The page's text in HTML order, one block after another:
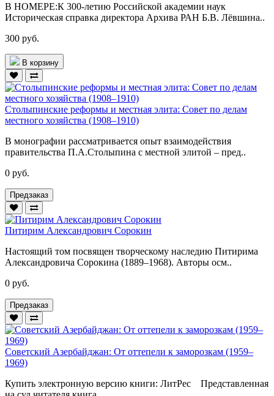
В НОМЕРЕ:К 300-летию Российской академии наук
Историческая справка директора Архива РАН Б.В. Лёвшина..
300 руб.
В корзину
Столыпинские реформы и местная элита: Совет по делам
местного хозяйства (1908–1910)
В монографии рассматривается опыт взаимодействия
правительства П.А.Столыпина с местной элитой – пред..
0 руб.
Предзаказ
Питирим Александрович Сорокин
Настоящий том посвящен творческому наследию Питирима
Александровича Сорокина (1889–1968). Авторы осм..
0 руб.
Предзаказ
Советский Азербайджан: От оттепели к заморозкам (1959–
1969)
Купить электронную версию книги: ЛитРес Представленная